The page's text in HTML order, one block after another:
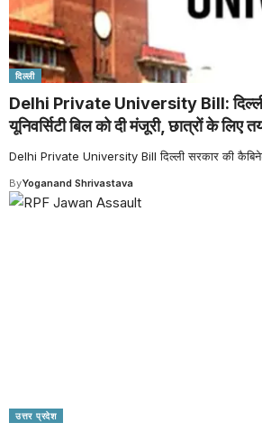
दिल्ली
Delhi Private University Bill: दिल्ली
यूनिवर्सिटी बिल को दी मंजूरी, छात्रों के लिए
Delhi Private University Bill दिल्ली सरकार की
ByYoganand Shrivastava
उत्तर प्रदेश